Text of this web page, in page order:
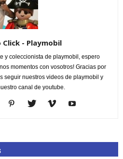
Click - Playmobil
y coleccionista de playmobil, espero
momentos con vosotros! Gracias por
seguir nuestros videos de playmobil y
canal de youtube.